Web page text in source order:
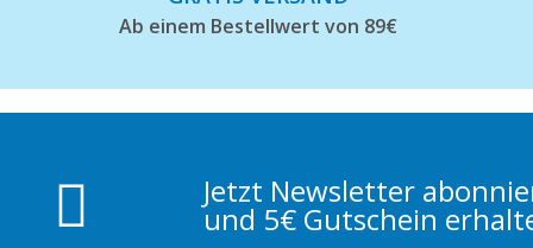
Ab einem Bestellwert von 89€
Jetzt Newsletter
und 5€ Gutschein